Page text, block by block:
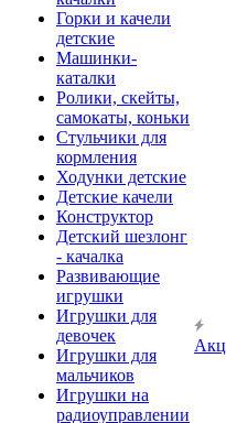
Горки и качели
детские
Машинки-
каталки
Ролики, скейты,
самокаты, коньки
Стульчики для
кормления
Ходунки детские
Детские качели
Конструктор
Детский шезлонг
- качалка
Развивающие
игрушки
Игрушки для
девочек
Игрушки для
мальчиков
Игрушки на
радиоуправлении